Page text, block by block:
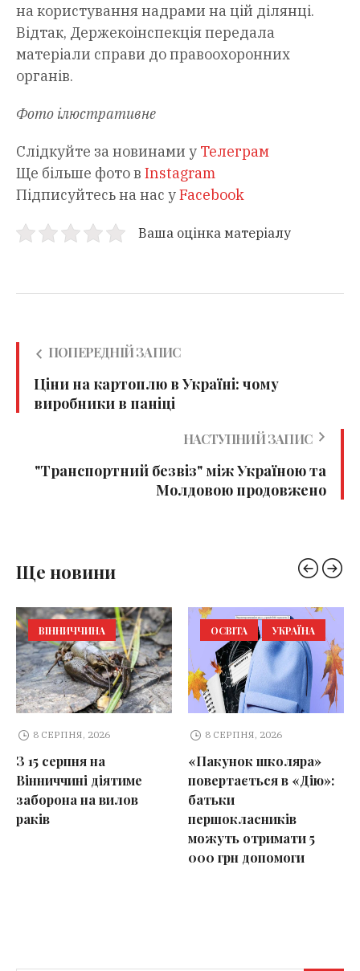
на користування надрами на цій ділянці.
Відтак, Держекоінспекція передала
матеріали справи до правоохоронних
органів.
Фото ілюстративне
Слідкуйте за новинами у Телеграм
Ще більше фото в Instagram
Підписуйтесь на нас уFacebook
Ваша оцінка матеріалу
ПОПЕРЕДНІЙ ЗАПИС
Ціни на картоплю в Україні: чому
виробники в паніці
НАСТУПНИЙ ЗАПИС
"Транспортний безвіз" між Україною та
Молдовою продовжено
Ще новини
ВІННИЧЧИНА
8 СЕРПНЯ, 2026
З 15 серпня на
Вінниччині діятиме
заборона на вилов
раків
ОСВІТА УКРАЇНА
8 СЕРПНЯ, 2026
«Пакунок школяра»
повертається в «Дію»:
батьки
першокласників
можуть отримати 5
000 грн допомоги